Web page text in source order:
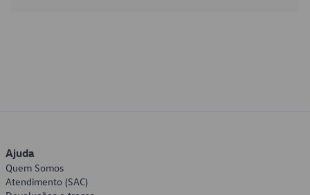
Ajuda
Quem Somos
Atendimento (SAC)